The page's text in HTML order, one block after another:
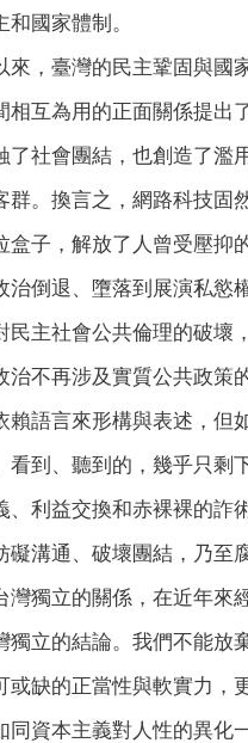
國家體制。
來，臺灣的民主鞏固與國
相互為用的正面關係提出
了社會團結，也創造了濫
群。換言之，網路科技固
盒子，解放了人曾受壓抑
治倒退、墮落到展演私慾
民主社會公共倫理的破壞
治不再涉及實質公共政策
賴語言來形構與表述，但
看到、聽到的，幾乎只剩
、利益交換和赤裸裸的詐
礙溝通、破壞團結，乃至
灣獨立的關係，在近年來
獨立的結論。我們不能放
或缺的正當性與軟實力，
同資本主義對人性的異化